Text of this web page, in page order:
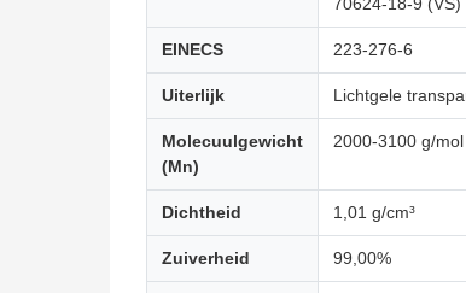
70624-18-9 (VS)
EINECS 223-276-6
Uiterlijk Lichtgele
Molecuulgewicht
(Mn)
2000-3100 g/mol
Dichtheid 1,01 g/cm³
Zuiverheid 99,00%